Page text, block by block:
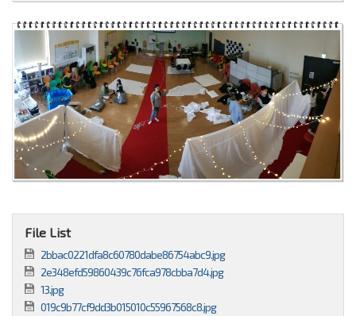
File List
2bbac0221dfa8c60780dabe86754abc9.jpg
2e348efd59860439c76fca978cbba7d4.jpg
13.jpg
019c9b77cf9dd3b015010c55967568c8.jpg